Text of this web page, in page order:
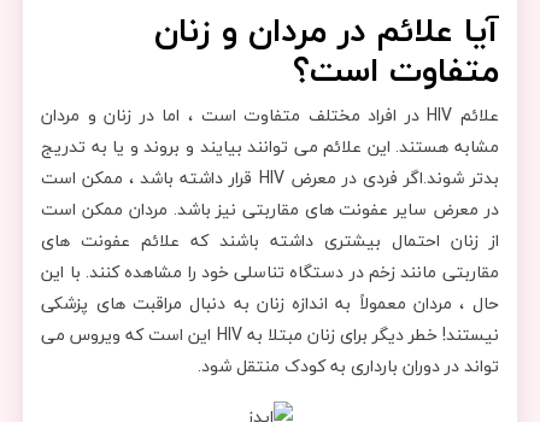
آیا علائم در مردان و زنان
متفاوت است؟
علائم HIV در افراد مختلف متفاوت است ، اما در زنان و مردان
مشابه هستند. این علائم می توانند بیایند و بروند و یا به تدریج
بدتر شوند.اگر فردی در معرض HIV قرار داشته باشد ، ممکن است
در معرض سایر عفونت های مقاربتی نیز باشد. مردان ممکن است
از زنان احتمال بیشتری داشته باشند که علائم عفونت های
مقاربتی مانند زخم در دستگاه تناسلی خود را مشاهده کنند. با این
حال ، مردان معمولاً به اندازه زنان به دنبال مراقبت های پزشکی
نیستند! خطر دیگر برای زنان مبتلا به HIV این است که ویروس می
تواند در دوران بارداری به کودک منتقل شود.